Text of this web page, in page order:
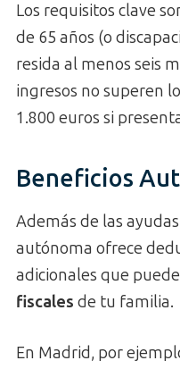
Los requisitos clave
de 65 años (o
resida al menos seis
ingresos no superen
1.800 euros si
Beneficios
Además de las
autónoma ofrece
adicionales que
fiscales de tu familia.
En Madrid, por